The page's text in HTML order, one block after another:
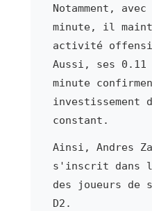
Notamment,
minute, il
activité
Aussi, ses 0.11
minute
investissement
constant.
Ainsi, Andres
s'inscrit dans la
des joueurs de
D2.